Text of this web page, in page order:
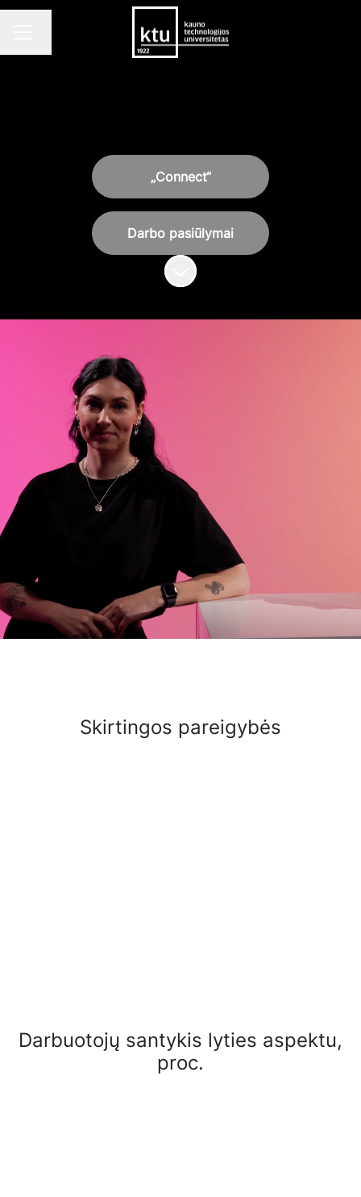
„Connect“
Darbo pasiūlymai
Slinkti iki turinio
Susipažinkime
Darbuotojai
Vidinės karjeros pokyčių
Skirtingos pareigybės
Darbuotojų santykis lyties aspektu,
proc.